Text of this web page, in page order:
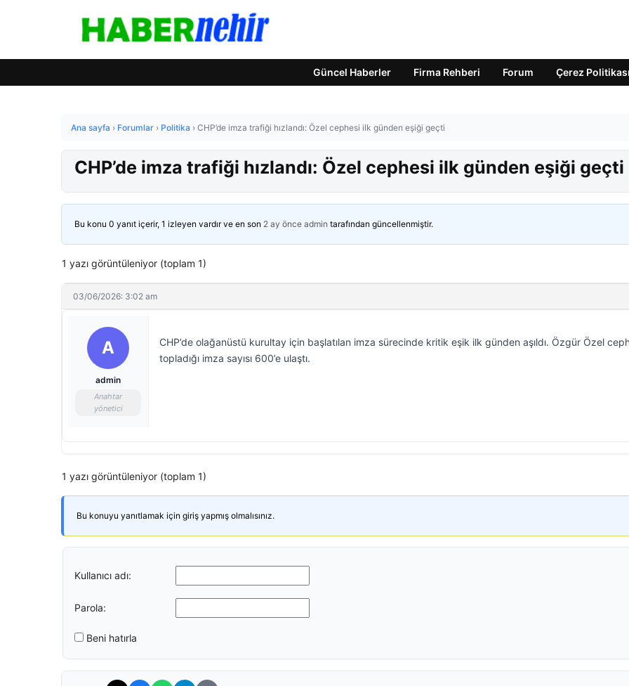
Güncel Haberler Firma Rehberi Forum Çerez Politikası
Ana sayfa › Forumlar › Politika › CHP’de imza trafiği hızlandı: Özel cephesi ilk günden eşiği geçti
CHP’de imza trafiği hızlandı: Özel cephesi ilk günden eşiği geçti
Bu konu 0 yanıt içerir, 1 izleyen vardır ve en son 2 ay önce admin tarafından güncellenmiştir.
1 yazı görüntüleniyor (toplam 1)
03/06/2026: 3:02 am
A
admin
Anahtar
yönetici
CHP’de olağanüstü kurultay için başlatılan imza sürecinde kritik eşik ilk günden aşıldı. Özgür Özel
topladığı imza sayısı 600’e ulaştı.
1 yazı görüntüleniyor (toplam 1)
Bu konuyu yanıtlamak için giriş yapmış olmalısınız.
Kullanıcı adı:
Parola:
Beni hatırla